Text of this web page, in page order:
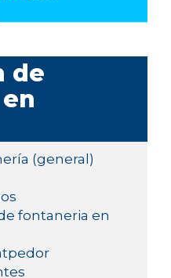
de
(general)
fontaneria en